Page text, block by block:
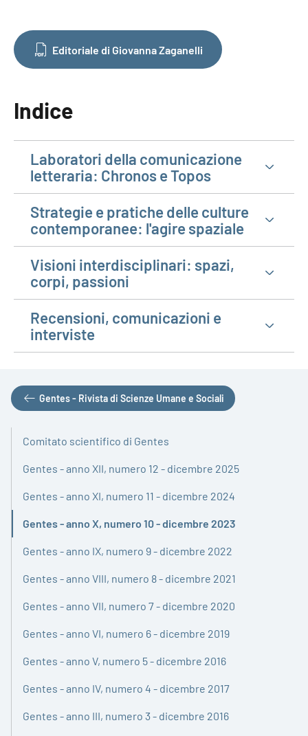
Editoriale di Giovanna Zaganelli
Indice
Laboratori della comunicazione
letteraria: Chronos e Topos
Strategie e pratiche delle culture
contemporanee: l'agire spaziale
Visioni interdisciplinari: spazi,
corpi, passioni
Recensioni, comunicazioni e
interviste
Gentes - Rivista di Scienze Umane e Sociali
Comitato scientifico di Gentes
Gentes - anno XII, numero 12 - dicembre 2025
Gentes - anno XI, numero 11 - dicembre 2024
Gentes - anno X, numero 10 - dicembre 2023
Attivo
Gentes - anno IX, numero 9 - dicembre 2022
Gentes - anno VIII, numero 8 - dicembre 2021
Gentes - anno VII, numero 7 - dicembre 2020
Gentes - anno VI, numero 6 - dicembre 2019
Gentes - anno V, numero 5 - dicembre 2016
Gentes - anno IV, numero 4 - dicembre 2017
Gentes - anno III, numero 3 - dicembre 2016